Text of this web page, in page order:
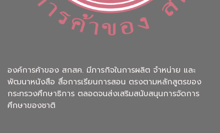
องค์การค้าของ สกสค. มีภารกิจในการผลิต จำหน่าย และ
พัฒนาหนังสือ สื่อการเรียนการสอน ตรงตามหลักสูตรของ
กระทรวงศึกษาธิการ ตลอดจนส่งเสริมสนับสนุนการจัดการ
ศึกษาของชาติ